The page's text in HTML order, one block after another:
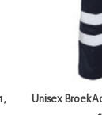
Unisex Broek